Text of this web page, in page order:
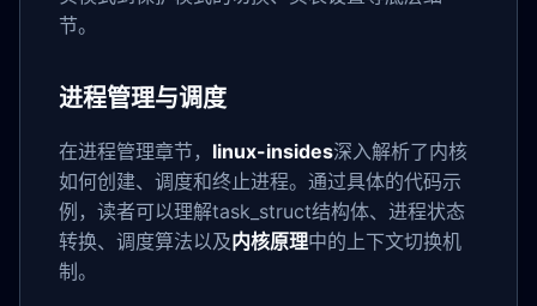
节。
进程管理与调度
在进程管理章节， linux-insides深入解析了内核
如何创建、调度和终止进程。通过具体的代码示
例，读者可以理解task_struct结构体、进程状态
转换、调度算法以及内核原理中的上下文切换机
制。